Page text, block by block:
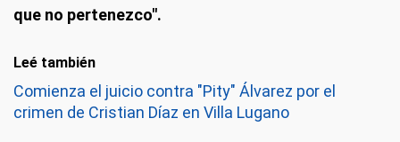
que no pertenezco".
Leé también
Comienza el juicio contra "Pity" Álvarez por el
crimen de Cristian Díaz en Villa Lugano